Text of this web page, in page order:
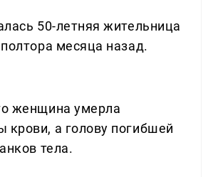
50-летняя жительница
месяца назад.
женщина умерла
а голову погибшей
тела.